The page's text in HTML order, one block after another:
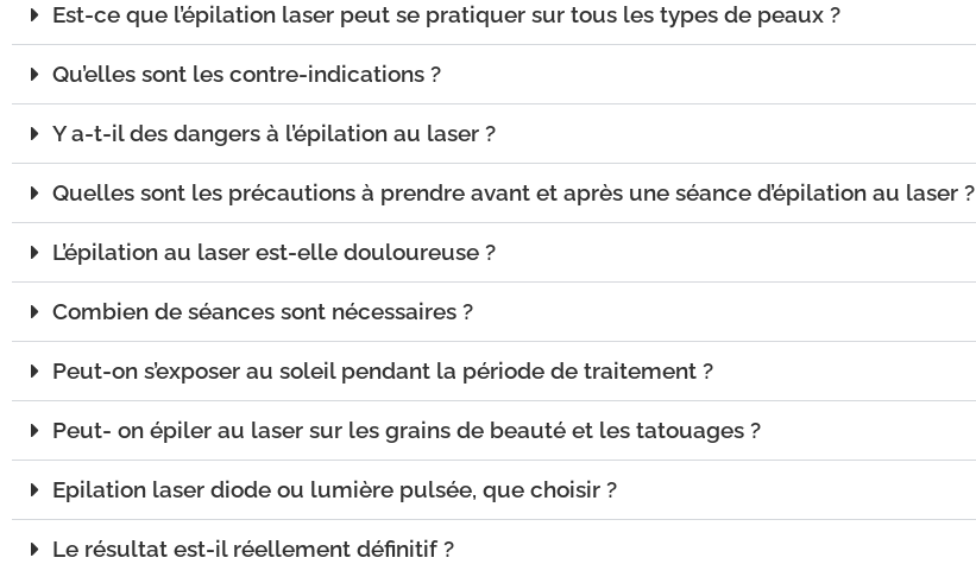
Est-ce que l’épilation laser peut se pratiquer sur tous les types de peaux ?
Qu’elles sont les contre-indications ?
Y a-t-il des dangers à l’épilation au laser ?
Quelles sont les précautions à prendre avant et après une séance d’épilation au laser ?
L’épilation au laser est-elle douloureuse ?
Combien de séances sont nécessaires ?
Peut-on s’exposer au soleil pendant la période de traitement ?
Peut- on épiler au laser sur les grains de beauté et les tatouages ?
Epilation laser diode ou lumière pulsée, que choisir ?
Le résultat est-il réellement définitif ?